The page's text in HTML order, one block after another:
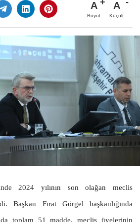
A
Büyüt
A
Küçült
2024 yılının son olağan meclis
Başkan Fırat Görgel başkanlığında
toplam 51 madde, meclis üyelerinin